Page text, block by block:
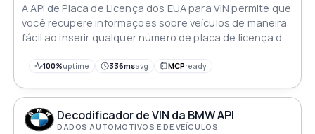
A API de Placa de Licença dos EUA para VIN permite que
você recupere informações sobre veículos de maneira
fácil ao inserir qualquer número de placa de licença de
suporta carros caminhões motocicletas e veículos
adicionais para capacidades aprimoradas de extração
de dados de veículos
100%uptime 336msavg MCPready
Decodificador de VIN da BMW API
DADOS AUTOMOTIVOS E DE VEÍCULOS